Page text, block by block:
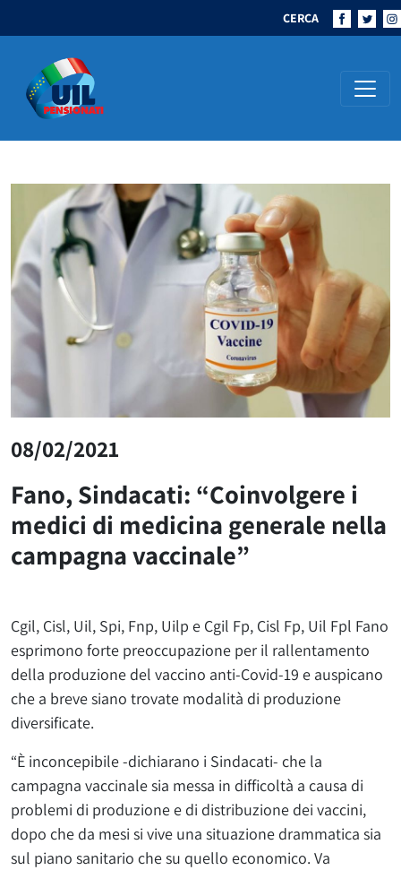
CERCA
Navigazione principale
08/02/2021
Fano, Sindacati: “Coinvolgere i
medici di medicina generale nella
campagna vaccinale”
Cgil, Cisl, Uil, Spi, Fnp, Uilp e Cgil Fp, Cisl Fp, Uil Fpl Fano
esprimono forte preoccupazione per il rallentamento
della produzione del vaccino anti-Covid-19 e auspicano
che a breve siano trovate modalità di produzione
diversificate.
“È inconcepibile -dichiarano i Sindacati- che la
campagna vaccinale sia messa in difficoltà a causa di
problemi di produzione e di distribuzione dei vaccini,
dopo che da mesi si vive una situazione drammatica sia
sul piano sanitario che su quello economico. Va